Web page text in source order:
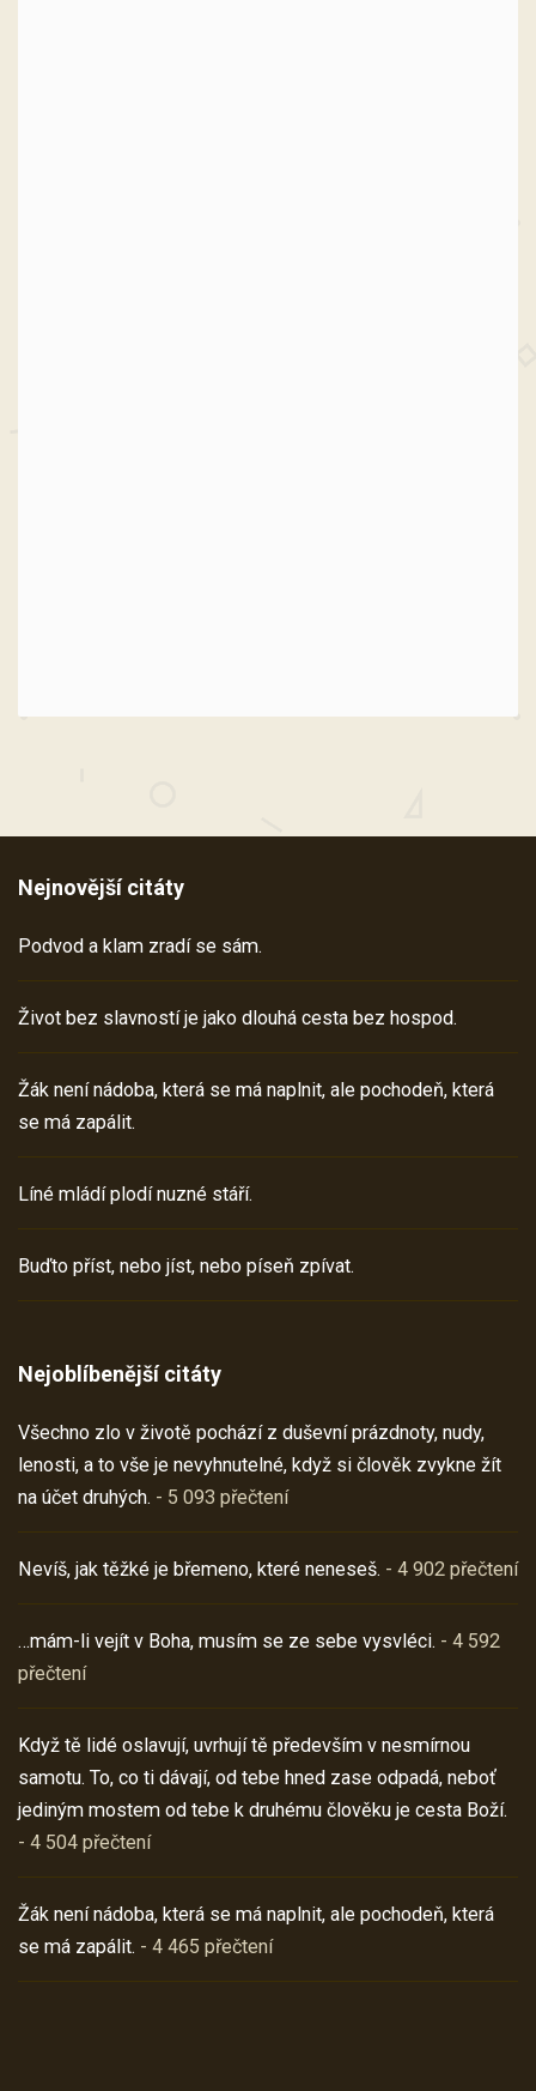
Nejnovější citáty
Podvod a klam zradí se sám.
Život bez slavností je jako dlouhá cesta bez hospod.
Žák není nádoba, která se má naplnit, ale pochodeň, která
se má zapálit.
Líné mládí plodí nuzné stáří.
Buďto příst, nebo jíst, nebo píseň zpívat.
Nejoblíbenější citáty
Všechno zlo v životě pochází z duševní prázdnoty, nudy,
lenosti, a to vše je nevyhnutelné, když si člověk zvykne žít
na účet druhých. - 5 093 přečtení
Nevíš, jak těžké je břemeno, které neneseš. - 4 902 přečtení
…mám-li vejít v Boha, musím se ze sebe vysvléci. - 4 592
přečtení
Když tě lidé oslavují, uvrhují tě především v nesmírnou
samotu. To, co ti dávají, od tebe hned zase odpadá, neboť
jediným mostem od tebe k druhému člověku je cesta Boží.
- 4 504 přečtení
Žák není nádoba, která se má naplnit, ale pochodeň, která
se má zapálit. - 4 465 přečtení